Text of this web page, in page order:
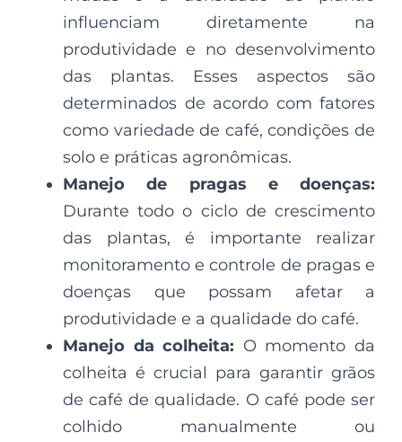
influenciam diretamente na
produtividade e no desenvolvimento
das plantas. Esses aspectos são
determinados de acordo com fatores
como variedade de café, condições de
solo e práticas agronômicas.
Manejo de pragas e doenças:
Durante todo o ciclo de crescimento
das plantas, é importante realizar
monitoramento e controle de pragas e
doenças que possam afetar a
produtividade e a qualidade do café.
Manejo da colheita: O momento da
colheita é crucial para garantir grãos
de café de qualidade. O café pode ser
colhido manualmente ou